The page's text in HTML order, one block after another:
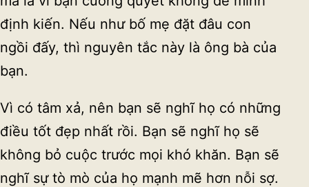
định kiến. Nếu như bố mẹ đặt đâu con
ngồi đấy, thì nguyên tắc này là ông bà của
bạn.
Vì có tâm xả, nên bạn sẽ nghĩ họ có những
điều tốt đẹp nhất rồi. Bạn sẽ nghĩ họ sẽ
không bỏ cuộc trước mọi khó khăn. Bạn sẽ
nghĩ sự tò mò của họ mạnh mẽ hơn nỗi sợ.